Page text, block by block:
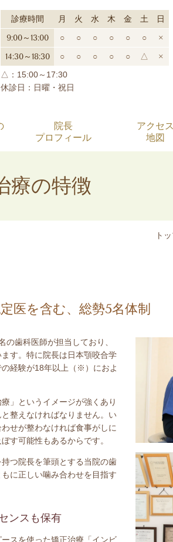
診療時間 月 火 水 木 金 土
日
9:00～13:00
○ ○ ○ ○ ○ ○
×
14:30～18:30
○ ○ ○ ○ ○ △ ×
△：15:00～17:30
休診日：日曜・祝日
院長
プロフィール
アクセス
地図
療の特徴
ト
医を含む、総勢5名体制
歯科医師が担当しており、
す。特に院長は日本顎咬合学
経験が18年以上（※）におよ
」というイメージが強くあり
整えなければなりません。い
せが整わなければ食事がしに
す可能性もあるからです。
つ院長を筆頭とする当院の歯
に正しい噛み合わせを目指す
ンスも保有
スを使った矯正治療「インビ